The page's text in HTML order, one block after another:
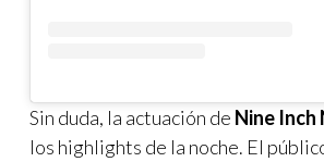
Sin duda, la actuación de Nine Inch
los highlights de la noche. El